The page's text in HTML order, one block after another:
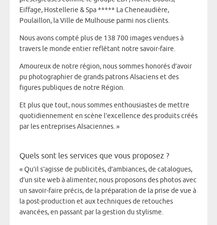
Eiffage, Hostellerie & Spa ***** La Cheneaudière,
Poulaillon, la Ville de Mulhouse parmi nos clients.
Nous avons compté plus de 138 700 images vendues à
travers le monde entier reflétant notre savoir-faire.
Amoureux de notre région, nous sommes honorés d’avoir
pu photographier de grands patrons Alsaciens et des
figures publiques de notre Région.
Et plus que tout, nous sommes enthousiastes de mettre
quotidiennement en scène l’excellence des produits créés
par les entreprises Alsaciennes. »
Quels sont les services que vous proposez ?
« Qu’il s’agisse de publicités, d’ambiances, de catalogues,
d’un site web à alimenter, nous proposons des photos avec
un savoir-faire précis, de la préparation de la prise de vue à
la post-production et aux techniques de retouches
avancées, en passant par la gestion du stylisme.